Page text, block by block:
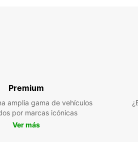
Premium
amplia gama de vehículos
por marcas icónicas
Ver más